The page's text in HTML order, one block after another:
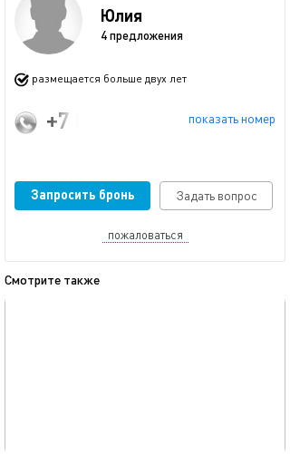
Юлия
4 предложения
размещается больше двух лет
показать номер
+7 (993) 402-16-27
Запросить бронь Задать вопрос
пожаловаться
Смотрите также